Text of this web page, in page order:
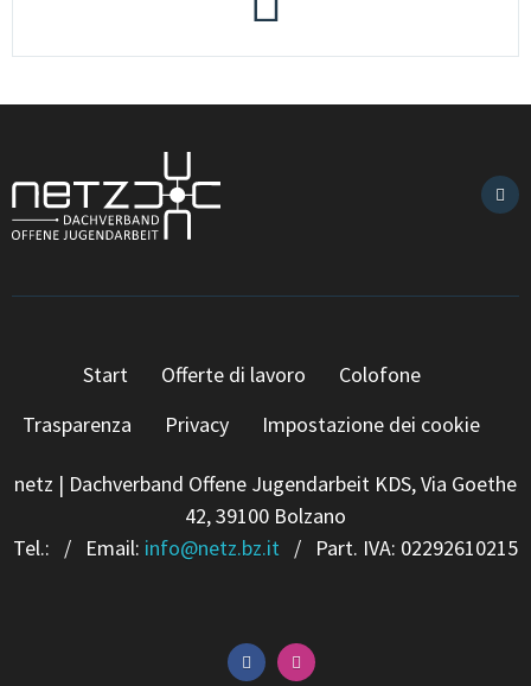
CONTATTI
Start Offerte di lavoro
Colofone
Trasparenza
Privacy Impostazione dei cookie
netz | Dachverband Offene Jugendarbeit KDS, Via Goethe
42, 39100 Bolzano
Tel.:
/ Email: info@netz.bz.it / Part. IVA: 02292610215